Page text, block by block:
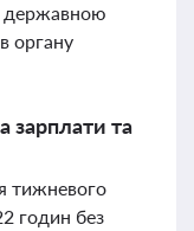
державною
органу
зарплати та
тижневого
годин без